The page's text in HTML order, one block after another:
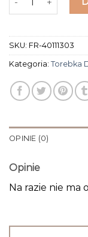
SKU: FR-40111303
Kategoria: Torebka
OPINIE (0)
Opinie
Na razie nie ma